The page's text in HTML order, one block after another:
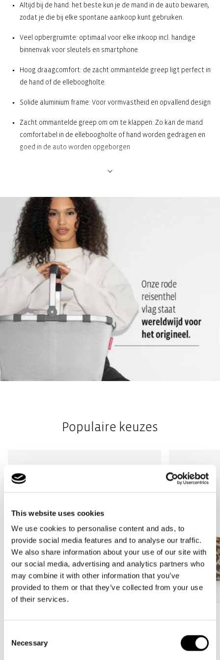
This website uses cookies
We use cookies to personalise content and ads, to
provide social media features and to analyse our traffic.
We also share information about your use of our site with
our social media, advertising and analytics partners who
may combine it with other information that you’ve
provided to them or that they’ve collected from your use
of their services.
Selection
Necessary
Altijd bij de hand: het beste kun je de mand in de auto bewaren,
zodat je die bij elke spontane aankoop kunt gebruiken.
Veel opbergruimte: optimaal voor elke inkoop incl. handige
binnenvak voor sleutels en smartphone.
Hoog draagcomfort: de zacht ommantelde greep ligt perfect in
de hand of de elleboogholte.
Solide aluminium frame: Voor vormvastheid en opvallend design
Zacht ommantelde greep om om te klappen: Zo kan de mand
comfortabel in de elleboogholte of hand worden gedragen en
goed in de auto worden opgeborgen
Stevige bodem met poten voor 100% bodemvrijheid: Beschermt
de bodem tegen vuil en vocht
Optionele accessoire: carrybag cover: Als zicht- en
weerbescherming
Populaire keuzes
leo macchiato
leo macchiato